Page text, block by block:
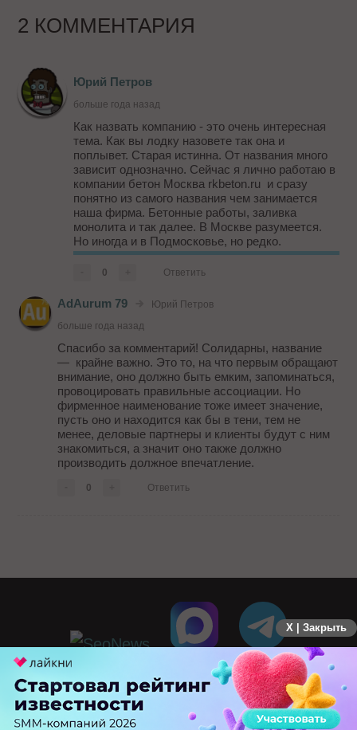
2 КОММЕНТАРИЯ
Юрий Петров
больше года назад
Как назвать компанию - это очень интересная
тема. Как вы лодку назовете так она и
поплывет. Старая истинна. От названия много
зависит однозначно. Сейчас я лично работаю в
компании бетон Москва rkbeton.ru и сразу
понятно из самого названия чем занимается
наша фирма. Бетонные работы, заливка
монолита и так далее. В Москве разумеется.
Но иногда и в Подмосковье, но редко.
Так что надо знать чем будет заниматься та
или иная компания и потом уже, исходя из
0 Ответить
AdAurum 79
Юрий Петров
больше года назад
Спасибо за комментарий! Солидарны, название
— крайне важно. Это то, на что первым обращают
внимание, оно должно быть емким, запоминаться,
провоцировать правильные ассоциации. Но
фирменное наименование тоже имеет значение,
пусть оно и находится как бы в тени, тем не
менее, деловые партнеры и клиенты будут с ним
знакомиться, а значит оно также должно
производить должное впечатление.
0 Ответить
X | Закрыть
ПЕРЕЙТИ НА ПОЛНУЮ ВЕРСИЮ
© SEOnews.ru Все права защищены. 2026